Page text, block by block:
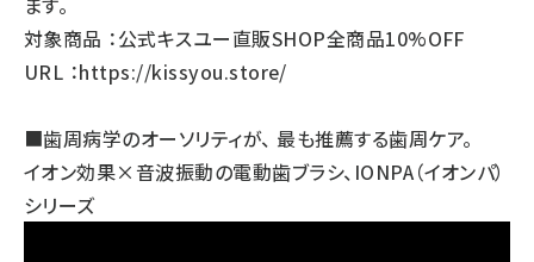
対象商品 ：公式キスユー直販SHOP全商品10%OFF
URL ：https://kissyou.store/
■歯周病学のオーソリティが、 最も推薦する歯周ケア。
イオン効果×音波振動の電動歯ブラシ、IONPA（イオンパ）
シリーズ